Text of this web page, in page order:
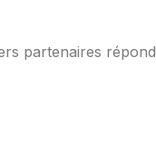
partenaires